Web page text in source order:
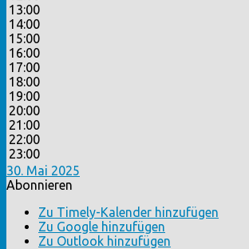
13:00
14:00
15:00
16:00
17:00
18:00
19:00
20:00
21:00
22:00
23:00
30. Mai 2025
Abonnieren
Zu Timely-Kalender hinzufügen
Zu Google hinzufügen
Zu Outlook hinzufügen